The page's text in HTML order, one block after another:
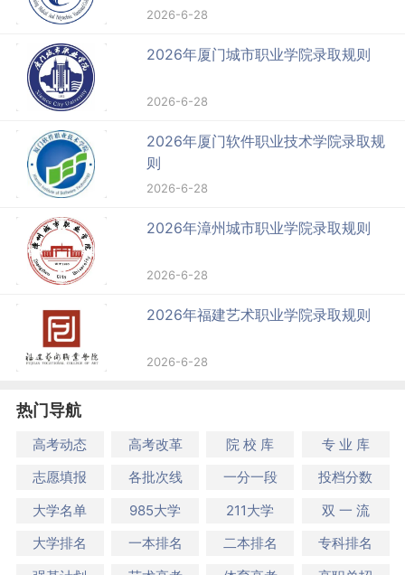
2026-6-28
2026年厦门城市职业学院录取规则
2026-6-28
2026年厦门软件职业技术学院录取规
则
2026-6-28
2026年漳州城市职业学院录取规则
2026-6-28
2026年福建艺术职业学院录取规则
2026-6-28
热门导航
高考动态 高考改革 院 校 库
专 业 库
志愿填报
各批次线 一分一段
投档分数
大学名单
985大学 211大学
双 一 流
大学排名
一本排名 二本排名
专科排名